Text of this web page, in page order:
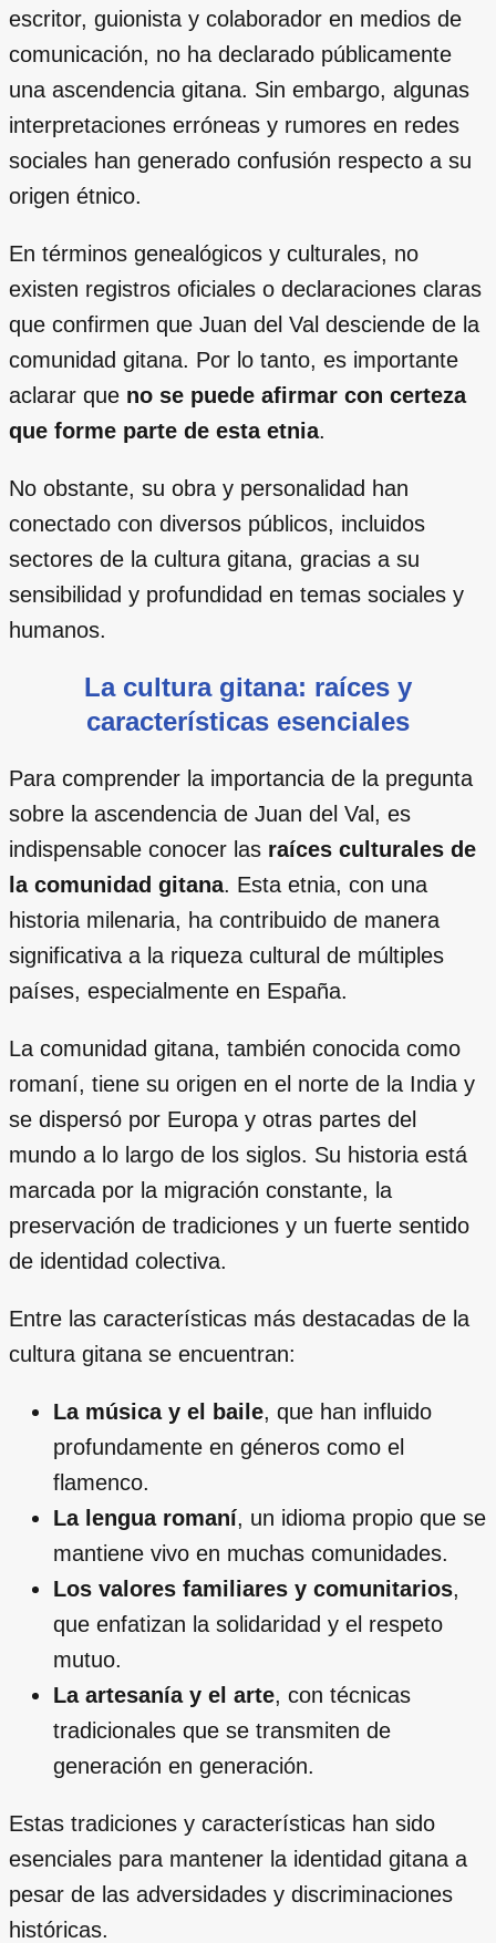
escritor, guionista y colaborador en medios de
comunicación, no ha declarado públicamente
una ascendencia gitana. Sin embargo, algunas
interpretaciones erróneas y rumores en redes
sociales han generado confusión respecto a su
origen étnico.
En términos genealógicos y culturales, no
existen registros oficiales o declaraciones claras
que confirmen que Juan del Val desciende de la
comunidad gitana. Por lo tanto, es importante
aclarar que no se puede afirmar con certeza
que forme parte de esta etnia.
No obstante, su obra y personalidad han
conectado con diversos públicos, incluidos
sectores de la cultura gitana, gracias a su
sensibilidad y profundidad en temas sociales y
humanos.
La cultura gitana: raíces y
características esenciales
Para comprender la importancia de la pregunta
sobre la ascendencia de Juan del Val, es
indispensable conocer las raíces culturales de
la comunidad gitana. Esta etnia, con una
historia milenaria, ha contribuido de manera
significativa a la riqueza cultural de múltiples
países, especialmente en España.
La comunidad gitana, también conocida como
romaní, tiene su origen en el norte de la India y
se dispersó por Europa y otras partes del
mundo a lo largo de los siglos. Su historia está
marcada por la migración constante, la
preservación de tradiciones y un fuerte sentido
de identidad colectiva.
Entre las características más destacadas de la
cultura gitana se encuentran:
La música y el baile, que han influido
profundamente en géneros como el
flamenco.
La lengua romaní, un idioma propio que se
mantiene vivo en muchas comunidades.
Los valores familiares y comunitarios,
que enfatizan la solidaridad y el respeto
mutuo.
La artesanía y el arte, con técnicas
tradicionales que se transmiten de
generación en generación.
Estas tradiciones y características han sido
esenciales para mantener la identidad gitana a
pesar de las adversidades y discriminaciones
históricas.